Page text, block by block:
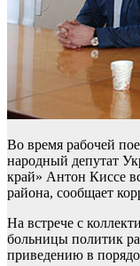
Во время рабочей
народный депутат
край» Антон Киссе
района, сообщает
На встрече с
больницы политик
приведению в